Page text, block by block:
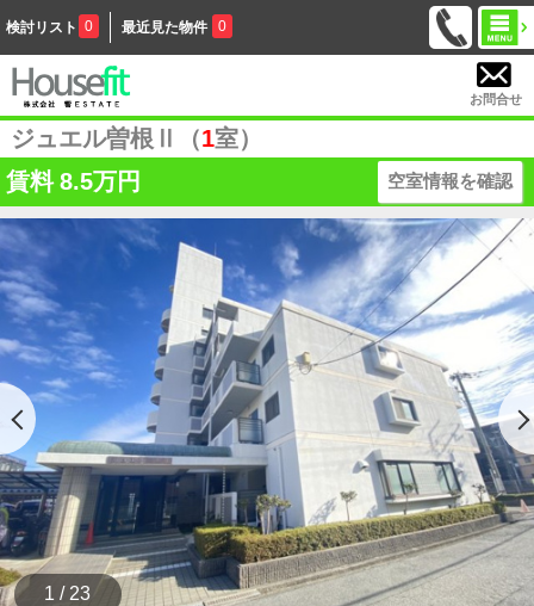
検討リスト 0 最近見た物件 0
お問合せ
ジュエル曽根Ⅱ（1室）
賃料 8.5万円 空室情報を確認
1 / 23